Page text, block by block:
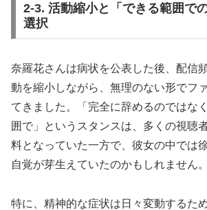
2-3. 活動縮小と「できる範囲で
選択
奈羅花さんは病状を公表した後、配信
動を縮小しながら、無理のない形でフ
てきました。「完全に辞めるのではな
囲で」というスタンスは、多くの視聴
料となっていた一方で、彼女の中では
自覚が芽生えていたのかもしれません。
特に、精神的な症状は日々変動するた